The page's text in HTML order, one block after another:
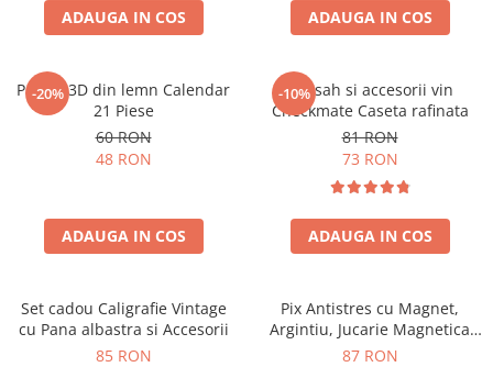
ADAUGA IN COS ADAUGA IN COS
-20%
Puzzle 3D din lemn Calendar
21 Piese
60 RON
48 RON
ADAUGA IN COS
-10%
Set sah si accesorii vin
Checkmate Caseta rafinata
81 RON
73 RON
ADAUGA IN COS
Set cadou Caligrafie Vintage
cu Pana albastra si Accesorii
85 RON
Pix Antistres cu Magnet,
Argintiu, Jucarie Magnetica
pentru Birou
87 RON